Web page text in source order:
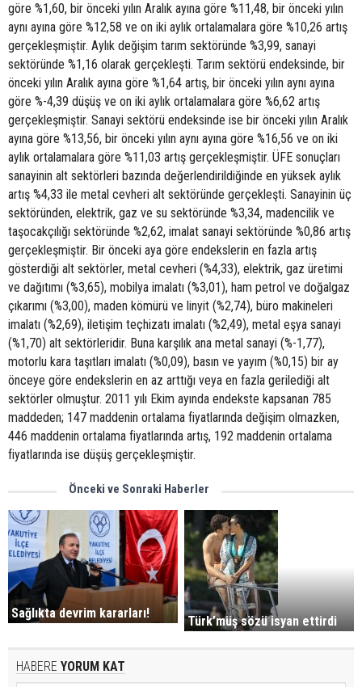
göre %1,60, bir önceki yılın Aralık ayına göre %11,48, bir önceki yılın
aynı ayına göre %12,58 ve on iki aylık ortalamalara göre %10,26 artış
gerçekleşmiştir. Aylık değişim tarım sektöründe %3,99, sanayi
sektöründe %1,16 olarak gerçekleşti. Tarım sektörü endeksinde, bir
önceki yılın Aralık ayına göre %1,64 artış, bir önceki yılın aynı ayına
göre %-4,39 düşüş ve on iki aylık ortalamalara göre %6,62 artış
gerçekleşmiştir. Sanayi sektörü endeksinde ise bir önceki yılın Aralık
ayına göre %13,56, bir önceki yılın aynı ayına göre %16,56 ve on iki
aylık ortalamalara göre %11,03 artış gerçekleşmiştir. ÜFE sonuçları
sanayinin alt sektörleri bazında değerlendirildiğinde en yüksek aylık
artış %4,33 ile metal cevheri alt sektöründe gerçekleşti. Sanayinin üç
sektöründen, elektrik, gaz ve su sektöründe %3,34, madencilik ve
taşocakçılığı sektöründe %2,62, imalat sanayi sektöründe %0,86 artış
gerçekleşmiştir. Bir önceki aya göre endekslerin en fazla artış
gösterdiği alt sektörler, metal cevheri (%4,33), elektrik, gaz üretimi
ve dağıtımı (%3,65), mobilya imalatı (%3,01), ham petrol ve doğalgaz
çıkarımı (%3,00), maden kömürü ve linyit (%2,74), büro makineleri
imalatı (%2,69), iletişim teçhizatı imalatı (%2,49), metal eşya sanayi
(%1,70) alt sektörleridir. Buna karşılık ana metal sanayi (%-1,77),
motorlu kara taşıtları imalatı (%0,09), basın ve yayım (%0,15) bir ay
önceye göre endekslerin en az arttığı veya en fazla gerilediği alt
sektörler olmuştur. 2011 yılı Ekim ayında endekste kapsanan 785
maddeden; 147 maddenin ortalama fiyatlarında değişim olmazken,
446 maddenin ortalama fiyatlarında artış, 192 maddenin ortalama
fiyatlarında ise düşüş gerçekleşmiştir.
Önceki ve Sonraki Haberler
Sağlıkta devrim kararları!
Türk’müş sözü isyan ettirdi
HABERE YORUM KAT